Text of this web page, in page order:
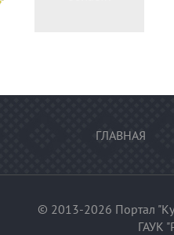
ГЛАВНАЯ
© 2013-2026 Портал
ГАУК